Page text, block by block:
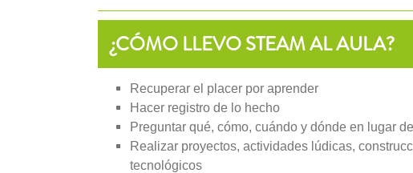
¿CÓMO LLEVO STEAM AL AULA?
Recuperar el placer por aprender
Hacer registro de lo hecho
Preguntar qué, cómo, cuándo y dónde en lugar
Realizar proyectos, actividades lúdicas,
tecnológicos